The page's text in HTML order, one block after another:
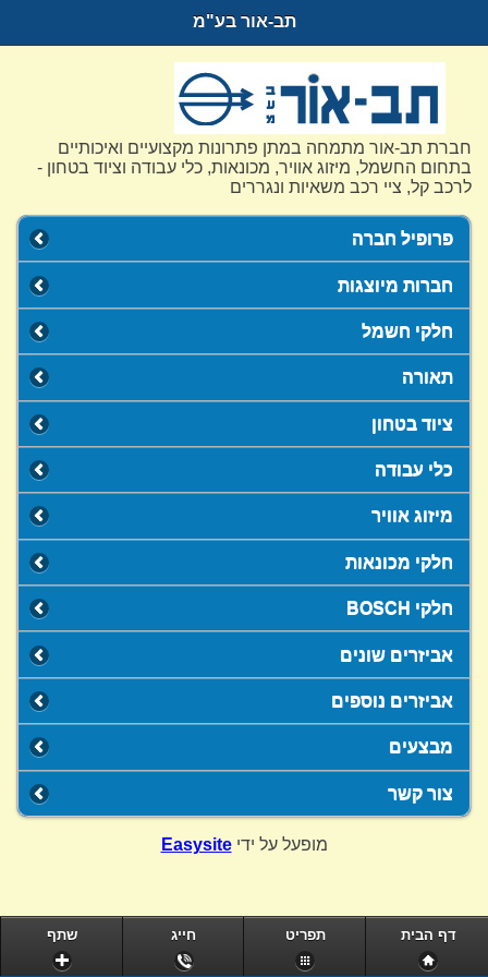
תב-אור בע"מ
חברת תב-אור מתמחה במתן פתרונות מקצועיים ואיכותיים
בתחום החשמל, מיזוג אוויר, מכונאות, כלי עבודה וציוד בטחון -
לרכב קל, ציי רכב משאיות ונגררים
פרופיל חברה
חברות מיוצגות
חלקי חשמל
תאורה
ציוד בטחון
כלי עבודה
מיזוג אוויר
חלקי מכונאות
חלקי BOSCH
אביזרים שונים
אביזרים נוספים
מבצעים
צור קשר
מופעל על ידיEasysite
שתף חייג תפריט דף הבית